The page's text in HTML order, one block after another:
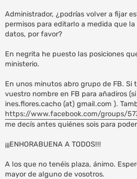
Administrador, ¿podrías volver a fijar
permisos para editarlo a medida que
datos, por favor?
En negrita he puesto las posiciones
ministerio.
En unos minutos abro grupo de FB. Si
vuestro nombre en FB para añadiros
ines.flores.cacho (at) gmail.com ).
https://www.facebook.com/groups/
me decís antes quiénes sois para
¡¡¡ENHORABUENA A TODOS!!!
A los que no tenéis plaza, ánimo.
mayor de alguno de vosotros.